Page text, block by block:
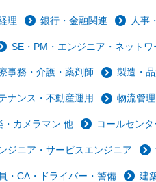
理 銀行・金融関連 人事
SE・PM・エンジニア・ネットワ
事務・介護・薬剤師 製造・
ナンス・不動産運用 物流管
・カメラマン 他 コールセン
ジニア・サービスエンジニア
・CA・ドライバー・警備 建